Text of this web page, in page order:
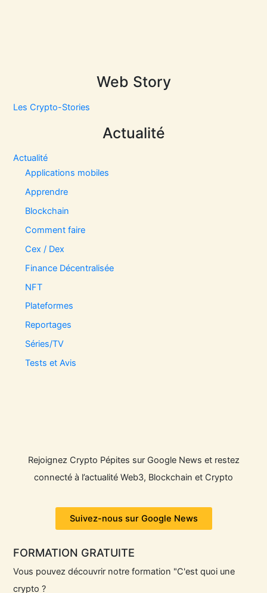
Web Story
Les Crypto-Stories
Actualité
Actualité
Applications mobiles
Apprendre
Blockchain
Comment faire
Cex / Dex
Finance Décentralisée
NFT
Plateformes
Reportages
Séries/TV
Tests et Avis
Rejoignez Crypto Pépites sur Google News et restez
connecté à l’actualité Web3, Blockchain et Crypto
Suivez-nous sur Google News
FORMATION GRATUITE
Vous pouvez découvrir notre formation "C'est quoi une
crypto ?